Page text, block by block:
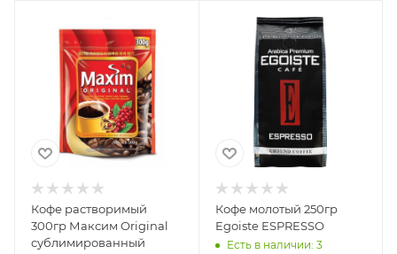
Кофе растворимый
300гр Максим Original
сублимированный
Кофе молотый 250гр
Egoiste ESPRESSO
Есть в наличии: 3